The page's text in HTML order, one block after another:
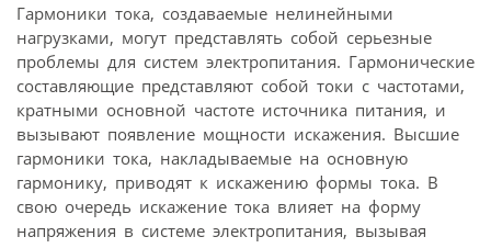
Гармоники тока, создаваемые нелинейными
нагрузками, могут представлять собой серьезные
проблемы для систем электропитания. Гармонические
составляющие представляют собой токи с частотами,
кратными основной частоте источника питания, и
вызывают появление мощности искажения. Высшие
гармоники тока, накладываемые на основную
гармонику, приводят к искажению формы тока. В
свою очередь искажение тока влияет на форму
напряжения в системе электропитания, вызывая